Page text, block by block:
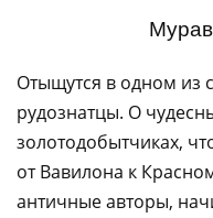
Отыщутся в одном из
рудознатцы. О
золотодобытчиках,
от Вавилона к
античные авторы,